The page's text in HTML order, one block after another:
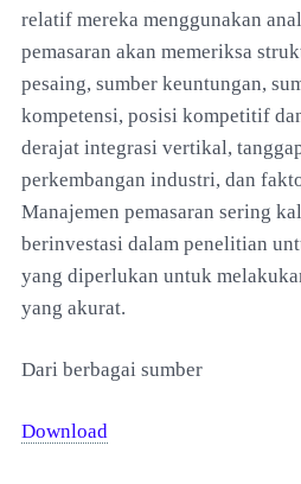
relatif mereka menggunakan
pemasaran akan memeriksa
pesaing, sumber keuntungan,
kompetensi, posisi kompetitif
derajat integrasi vertikal,
perkembangan industri, dan
Manajemen pemasaran sering
berinvestasi dalam penelitian
yang diperlukan untuk
yang akurat.
Dari berbagai sumber
Download